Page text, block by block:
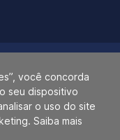
você concorda
seu dispositivo
o uso do site
Saiba mais
– CRM 120.433/SP